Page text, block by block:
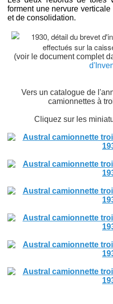
forment une nervure
et de consolidation.
(voir le document complet
Vers un catalogue de
camionnettes à
Cliquez sur les